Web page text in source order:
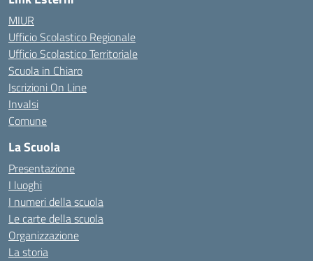
MIUR
Ufficio Scolastico Regionale
Ufficio Scolastico Territoriale
Scuola in Chiaro
Iscrizioni On Line
Invalsi
Comune
La Scuola
Presentazione
I luoghi
I numeri della scuola
Le carte della scuola
Organizzazione
La storia